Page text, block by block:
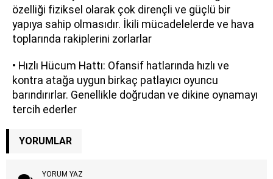
özelliği fiziksel olarak çok dirençli ve güçlü bir
yapıya sahip olmasıdır. İkili mücadelelerde ve hava
toplarında rakiplerini zorlarlar
• Hızlı Hücum Hattı: Ofansif hatlarında hızlı ve
kontra atağa uygun birkaç patlayıcı oyuncu
barındırırlar. Genellikle doğrudan ve dikine oynamayı
tercih ederler
YORUMLAR
YORUM YAZ